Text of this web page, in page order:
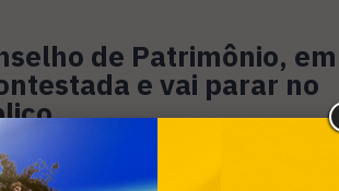
de Patrimônio, em
e vai parar no
nega existência de
tudo foi feito dentro da Lei